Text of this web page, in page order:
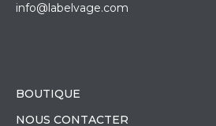
info@labelvage.com
BOUTIQUE
NOUS CONTACTER